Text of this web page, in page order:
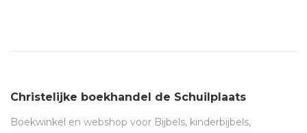
Christelijke boekhandel de Schuilplaats
Boekwinkel en webshop voor Bijbels, kinderbijbels,